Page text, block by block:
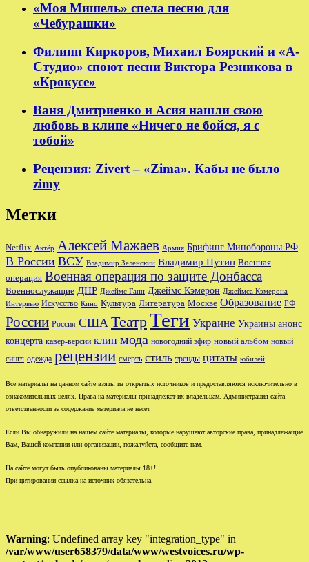
«Моя Мишель» спела песню для
«Чебурашки»
Филипп Киркоров, Михаил Боярский и «А-
Студио» споют песни Виктора Резникова в
«Крокусе»
Ваня Дмитриенко и Асия нашли свою
любовь в клипе «Ничего не бойся, я с
тобой»
Рецензия: Zivert – «Zima». Кабы не было
zimy
Метки
Netflix Актёр Алексей Мажаев Армия Брифинг Минобороны РФ
В России ВСУ Владимир Зеленский Владимир Путин Военная
операция Военная операция по защите Донбасса
Военнослужащие ДНР Джеймс Ганн Джеймс Кэмерон Джеймса Кэмерона
Интервью Искусство Кино Культура Литература Москве Образование РФ
России Россия США ТеатрТеги Украине Украины анонс
концерта кавер-версии клип мода новогодний эфир новый альбом новый
сингл одежда рецензии смерть стиль тренды цитаты юбилей
Все материалы на данном сайте взяты из открытых источников и предоставляются исключительно в
ознакомительных целях. Права на материалы принадлежат их владельцам. Администрация сайта
ответственности за содержание материала не несет.
Если Вы обнаружили на нашем сайте материалы, которые нарушают авторские права, принадлежащие
Вам, Вашей компании или организации, пожалуйста, сообщите нам.
На сайте могут быть опубликованы материалы 18+!
При цитировании ссылка на источник обязательна.
Warning: Undefined array key "integration_type" in
/var/www/user658379/data/www/westvoices.ru/wp-